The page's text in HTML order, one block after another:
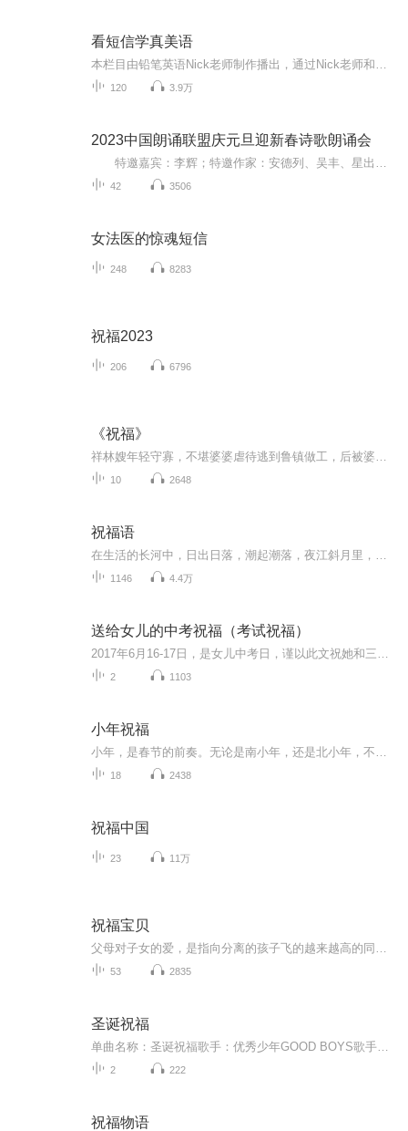
看短信学真美语
120 3.9万
2023中国朗诵联盟庆元旦迎新春诗歌朗诵会
42 3506
女法医的惊魂短信
248 8283
祝福2023
206 6796
《祝福》
10 2648
祝福语
1146 4.4万
送给女儿的中考祝福（考试祝福）
2 1103
小年祝福
18 2438
祝福中国
23 11万
祝福宝贝
53 2835
圣诞祝福
2 222
祝福物语